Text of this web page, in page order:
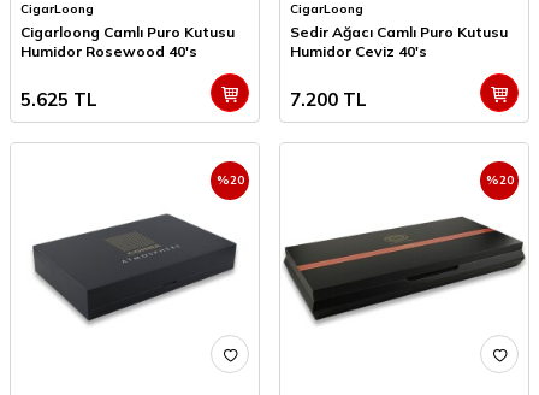
CigarLoong
Cigarloong Camlı Puro Kutusu
Humidor Rosewood 40's
5.625 TL
CigarLoong
Sedir Ağacı Camlı Puro Kutusu
Humidor Ceviz 40's
7.200 TL
%20 %20